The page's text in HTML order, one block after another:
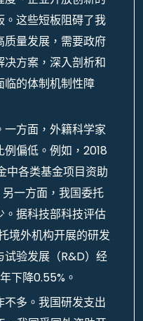
这些短板阻碍了我
质量发展，需要政府
方案，深入剖析和
临的体制机制性障
方面，外籍科学家
偏低。例如，2018
各类基金项目资助
一方面，我国委托
据科技部科技评估
境外机构开展的研发
验发展（R&D）经
下降0.55%。
多。我国研发支出